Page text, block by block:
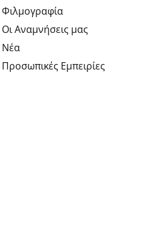
Φιλμογραφία
Οι Αναμνήσεις μας
Νέα
Προσωπικές Εμπειρίες